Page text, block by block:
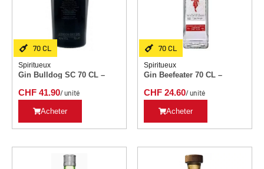
70 CL
Spiritueux
Gin Bulldog SC 70 CL –
CHF 41.90/ unité
Acheter
70 CL
Spiritueux
Gin Beefeater 70 CL –
CHF 24.60/ unité
Acheter